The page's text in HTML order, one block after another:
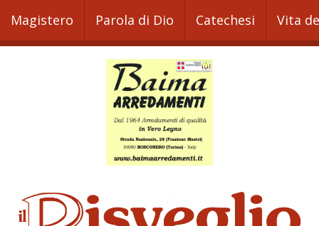
Magistero Parola di Dio Catechesi Vita